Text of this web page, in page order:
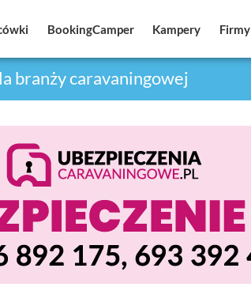
BookingCamper Kampery Firmy
branży caravaningowej
BookingCamper Kampery Firmy